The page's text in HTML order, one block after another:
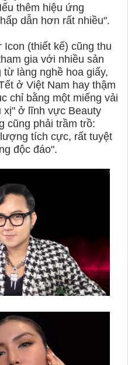
thêm hiệu ứng
dẫn hơn rất nhiều".
(thiết kế) cũng thu
gia với nhiều sản
làng nghề hoa giấy,
ở Việt Nam hay thậm
chỉ bằng một miếng vải
xị" ở lĩnh vực Beauty
cũng phải trầm trồ:
tích cực, rất tuyệt
độc đáo".